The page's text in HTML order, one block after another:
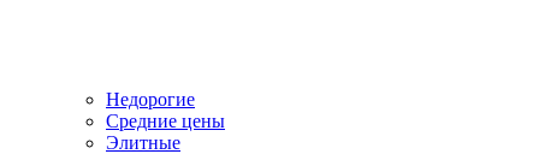
Недорогие
Средние цены
Элитные